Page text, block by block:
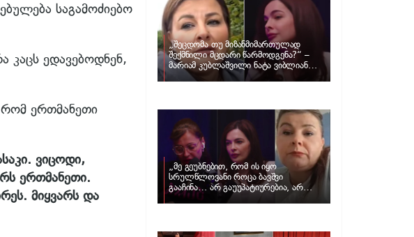
საგამოძიებო
კაცს ედავებოდნენ,
რომ ერთმანეთი
ვიცოდი,
ერთმანეთი.
მიყვარს და
„შეცდომა თუ მიზანმიმართულად
შექმნილი მცდარი წარმოდგენა?“ –
მარიამ კუბლაშვილი ნატა ვიბლიანის
საქმეზე ვიდეომიმართვას ავრცელებს
„მე გეუბნებით, რომ ის იყო
სრულწლოვანი როცა ბავშვი
გააჩინა… არ გაუუპატიურებია, არ
უძალადია და მსგავსი რამ არ
ვიბლიანის საქმეზე